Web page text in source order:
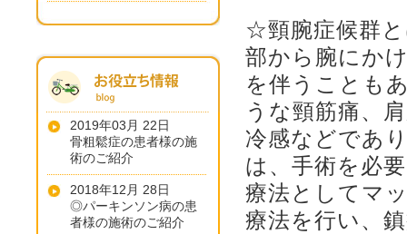
☆頸腕症候群
部から腕にか
を伴うことも
うな頸筋痛、
冷感などであ
は、手術を必
療法としてマ
療法を行い、
2019年03月 22日
骨粗鬆症の患者様の施
術のご紹介
2018年12月 28日
◎パーキンソン病の患
者様の施術のご紹介